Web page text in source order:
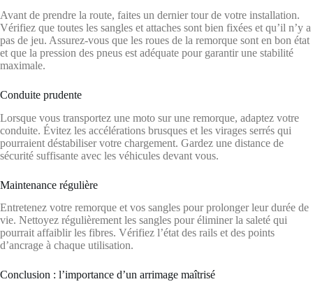
Avant de prendre la route, faites un dernier tour de votre installation.
Vérifiez que toutes les sangles et attaches sont bien fixées et qu’il n’y a
pas de jeu. Assurez-vous que les roues de la remorque sont en bon état
et que la pression des pneus est adéquate pour garantir une stabilité
maximale.
Conduite prudente
Lorsque vous transportez une moto sur une remorque, adaptez votre
conduite. Évitez les accélérations brusques et les virages serrés qui
pourraient déstabiliser votre chargement. Gardez une distance de
sécurité suffisante avec les véhicules devant vous.
Maintenance régulière
Entretenez votre remorque et vos sangles pour prolonger leur durée de
vie. Nettoyez régulièrement les sangles pour éliminer la saleté qui
pourrait affaiblir les fibres. Vérifiez l’état des rails et des points
d’ancrage à chaque utilisation.
Conclusion : l’importance d’un arrimage maîtrisé